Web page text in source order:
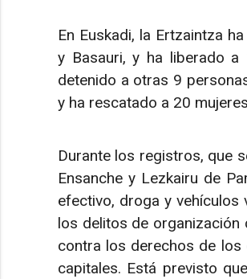
En Euskadi, la Ertzaintza
y Basauri, y ha liberado a
detenido a otras 9
y ha rescatado a 20
Durante los registros, que
Ensanche y Lezkairu de
efectivo, droga y
los delitos de organización
contra los derechos de los
capitales. Está previsto